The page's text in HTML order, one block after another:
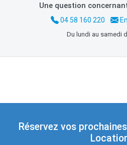
Une question
04 58 160 220
Du lundi au samedi
Réservez vos